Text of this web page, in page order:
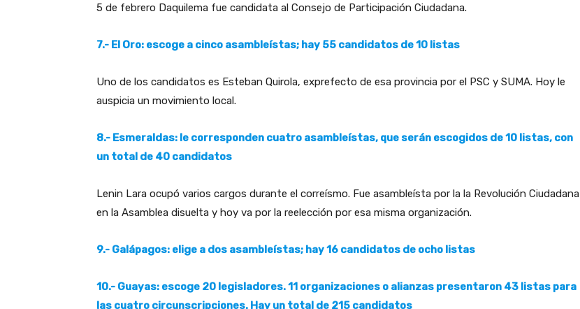
5 de febrero Daquilema fue candidata al Consejo de Participación Ciudadana.
7.- El Oro: escoge a cinco asambleístas; hay 55 candidatos de 10 listas
Uno de los candidatos es Esteban Quirola, exprefecto de esa provincia por el PSC y SUMA. Hoy le
auspicia un movimiento local.
8.- Esmeraldas: le corresponden cuatro asambleístas, que serán escogidos de 10 listas, con
un total de 40 candidatos
Lenin Lara ocupó varios cargos durante el correísmo. Fue asambleísta por la la Revolución Ciudadana
en la Asamblea disuelta y hoy va por la reelección por esa misma organización.
9.- Galápagos: elige a dos asambleístas; hay 16 candidatos de ocho listas
10.- Guayas: escoge 20 legisladores. 11 organizaciones o alianzas presentaron 43 listas para
las cuatro circunscripciones. Hay un total de 215 candidatos